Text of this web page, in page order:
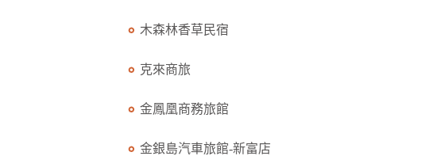
木森林香草民宿
克來商旅
金鳳凰商務旅館
金銀島汽車旅館-新富店